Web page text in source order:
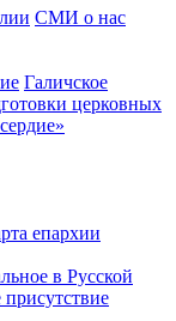
СМИ о нас
Галичское
церковных
епархии
в Русской